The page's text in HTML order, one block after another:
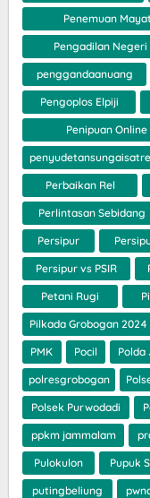
Penemuan Mayat
Pengadilan Negeri
penggandaanuang
Pengoplos Elpiji
Penipuan Online
Perbaikan Rel
Perlintasan Sebidang
Persipur
Persipur vs PSIR
Petani Rugi
Pilkada Grobogan 2024
PMK Pocil Polda
polresgrobogan
Polsek Purwodadi
ppkm jammalam
Pulokulon Pupuk
putingbeliung